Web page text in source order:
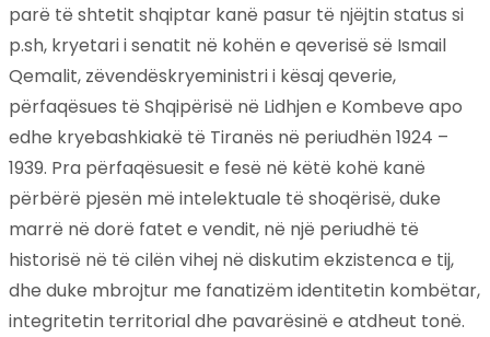
parë të shtetit shqiptar kanë pasur të njëjtin status si
p.sh, kryetari i senatit në kohën e qeverisë së Ismail
Qemalit, zëvendëskryeministri i kësaj qeverie,
përfaqësues të Shqipërisë në Lidhjen e Kombeve apo
edhe kryebashkiakë të Tiranës në periudhën 1924 –
1939. Pra përfaqësuesit e fesë në këtë kohë kanë
përbërë pjesën më intelektuale të shoqërisë, duke
marrë në dorë fatet e vendit, në një periudhë të
historisë në të cilën vihej në diskutim ekzistenca e tij,
dhe duke mbrojtur me fanatizëm identitetin kombëtar,
integritetin territorial dhe pavarësinë e atdheut tonë.